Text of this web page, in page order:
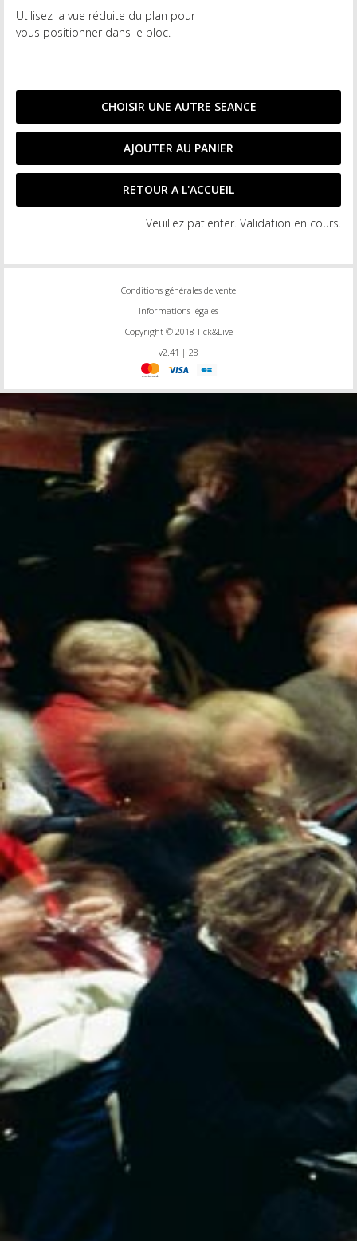
Utilisez la vue réduite du plan pour
vous positionner dans le bloc.
Veuillez patienter. Validation en cours.
Conditions générales de vente
Informations légales
Copyright © 2018 Tick&Live
v2.41 | 28